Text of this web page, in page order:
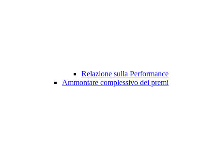
Relazione sulla Performance
Ammontare complessivo dei premi